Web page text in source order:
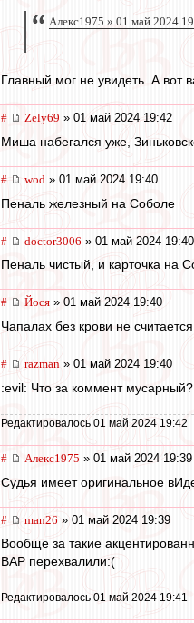
Алекс1975 » 01 май 2024
Главный мог не увидеть. А вот
# Zely69 » 01 май 2024 19:42
Миша набегался уже,
# wod » 01 май 2024 19:40
Пеналь железный на Соболе
# doctor3006 » 01 май 2024 19:40
Пеналь чистый, и карточка на
# Йося » 01 май 2024 19:40
Чапалах без крови не
# razman » 01 май 2024 19:40
:evil: Что за коммент мусарный?
Редактировалось 01 май 2024 19:42
# Алекс1975 » 01 май 2024 19:39
Судья имеет оригинальное
# man26 » 01 май 2024 19:39
Вообще за такие
ВАР перехвалили:(
Редактировалось 01 май 2024 19:41